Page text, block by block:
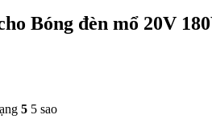
Bóng đèn mổ 20V
5 5 sao